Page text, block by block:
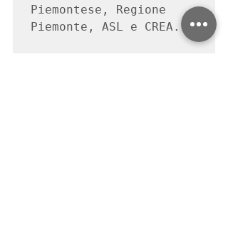
Piemontese, Regione
Piemonte, ASL e CREA.